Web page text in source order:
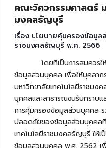
คณะวิศวกรรมศาสตร์
มงคลธัญบุรี
เรื่อง นโยบายคุ้มครองข้อมูล
ราชมงคลธัญบุรี พ.ศ. 2566
โดยที่เป็นการสมควรให้มี
ข้อมูลส่วนบุคคล เพื่อให้บุคลา
มหาวิทยาลัยเทคโนโลยีราชมง
บุคคลและสาธารณชนรับทราบแ
การคุ้มครองข้อมูลส่วนบุคคล ร
ปลอดภัยของข้อมูลส่วนบุคคลที่
เทคโนโลยีราชมงคลธัญบุรี ให้
ข้อมูลส่วนบุคคล พ.ศ. 2562 เพื่